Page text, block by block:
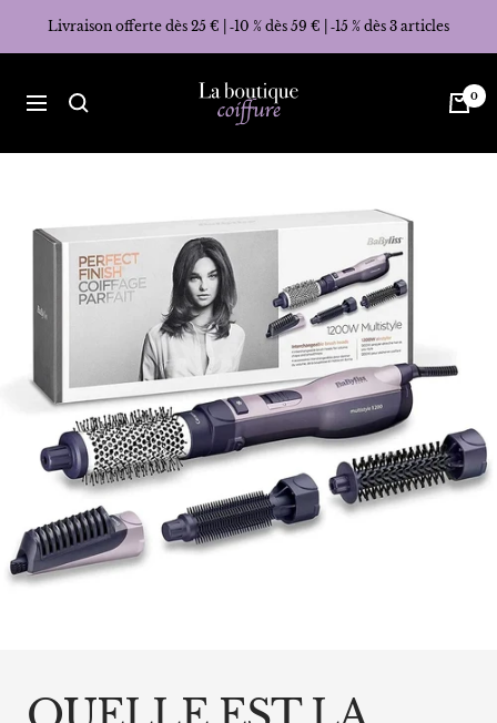
Livraison offerte dès 25 € | ‑10 % dès 59 € | ‑15 % dès 3 articles
Navigation
La
Boutique
0